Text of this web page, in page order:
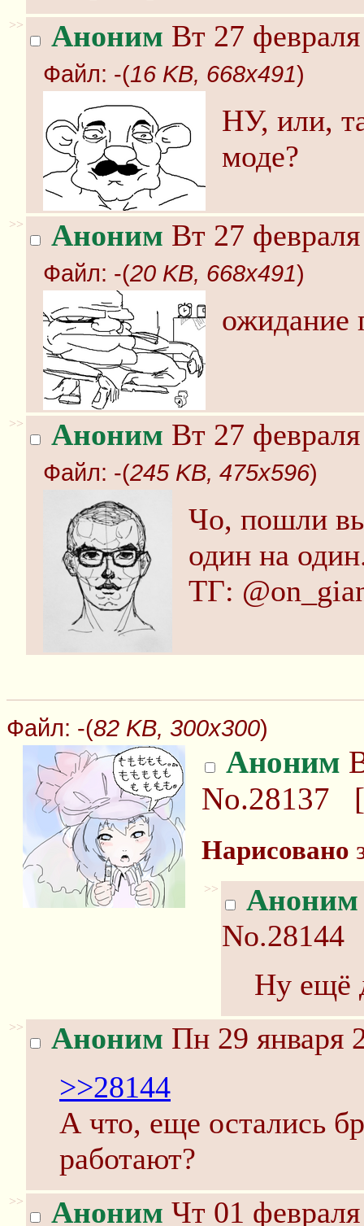
>> Аноним Вт 27
Файл: -(16 KB, 668x491)
НУ, или,
моде?
>> Аноним Вт 27
Файл: -(20 KB, 668x491)
ожидание
>> Аноним Вт 27
Файл: -(245 KB, 475x596)
Чо, пошли
один на
ТГ:
Файл: -(82 KB, 300x300)
Аноним
No.28137 [
Нарисовано
>> Аноним
No.28144
Ну ещё
>> Аноним Пн 29 января
>>28144
А что, еще остались
работают?
>> Аноним Чт 01